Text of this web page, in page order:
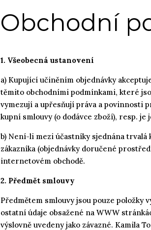
Obchodní
1. Všeobecná ustanovení
a) Kupující učiněním objednávky
těmito obchodními podmínkami, které
vymezují a upřesňují práva a povinnosti
kupní smlouvy (o dodávce zboží), resp.
b) Není-li mezi účastníky sjednána trvalá
zákazníka (objednávky doručené
internetovém obchodě.
2. Předmět smlouvy
Předmětem smlouvy jsou pouze položky
ostatní údaje obsažené na WWW
výslovně uvedeny jako závazné. Kamila